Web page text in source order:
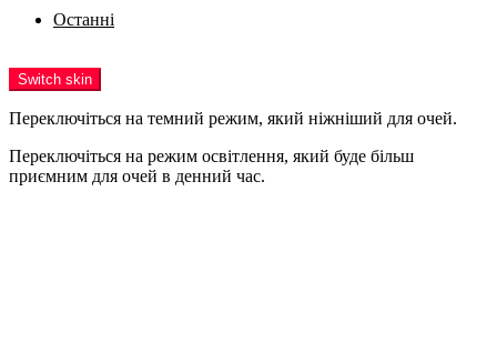
Останні
Switch skin
Переключіться на темний режим, який ніжніший для очей.
Переключіться на режим освітлення, який буде більш
приємним для очей в денний час.